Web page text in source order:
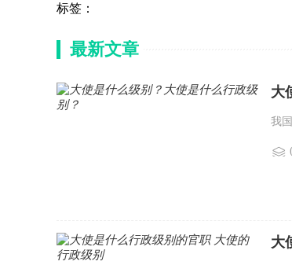
标签：
最新文章
大
我
大